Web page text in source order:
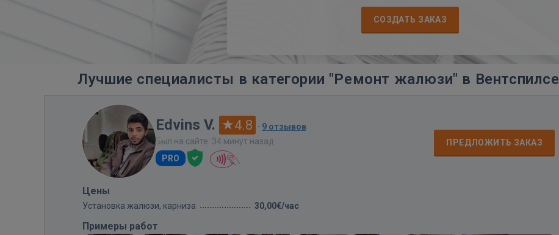
СОЗДАТЬ ЗАКАЗ
Лучшие специалисты в категории "Ремонт жалюзи" в Вентспилсе
Edvins V. 4.8 · 9 отзывов
Был на сайте: 34 минут назад
PRO
ПРЕДЛОЖИТЬ ЗАКАЗ
Цены
Установка жалюзи, карниза 30,00€/час
Примеры работ